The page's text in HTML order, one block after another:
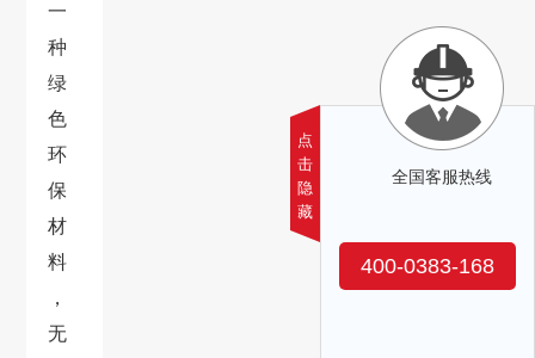
一
种
绿
色
环
保
材
料
，
无
点
击
隐
藏
全国客服热线
400-0383-168